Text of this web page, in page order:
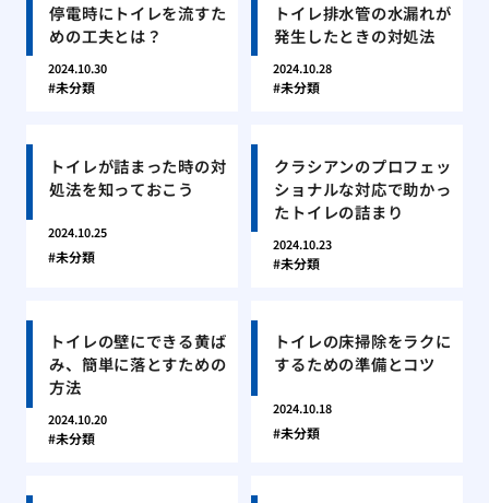
停電時にトイレを流すた
めの工夫とは？
2024.10.30
未分類
トイレ排水管の水漏れが
発生したときの対処法
2024.10.28
未分類
トイレが詰まった時の対
処法を知っておこう
2024.10.25
未分類
クラシアンのプロフェッ
ショナルな対応で助かっ
たトイレの詰まり
2024.10.23
未分類
トイレの壁にできる黄ば
み、簡単に落とすための
方法
2024.10.20
未分類
トイレの床掃除をラクに
するための準備とコツ
2024.10.18
未分類